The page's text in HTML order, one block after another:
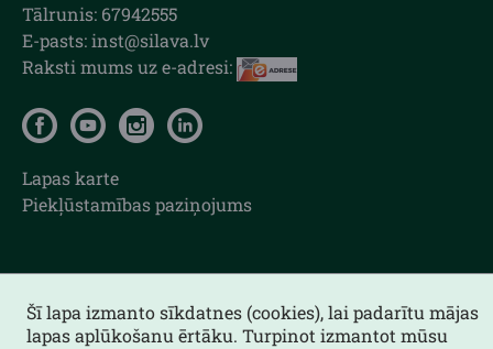
Tālrunis: 67942555
E-pasts: inst@silava.lv
Raksti mums uz e-adresi:
Lapas karte
Piekļūstamības paziņojums
Šī lapa izmanto sīkdatnes (cookies), lai padarītu mājas
lapas aplūkošanu ērtāku. Turpinot izmantot mūsu